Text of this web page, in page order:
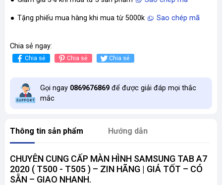
Tặng phiếu mua hàng khi mua từ 5000k Sao chép mã
Chia sẻ ngay:
Chia sẻ Chia sẻ Chia sẻ
Gọi ngay 0869676869 để được giải đáp mọi thắc
mắc
Thông tin sản phẩm Hướng dẫn
CHUYÊN CUNG CẤP MÀN HÌNH SAMSUNG TAB A7
2020 ( T500 - T505 ) – ZIN HÃNG | GIÁ TỐT – CÓ
SẴN – GIAO NHANH.